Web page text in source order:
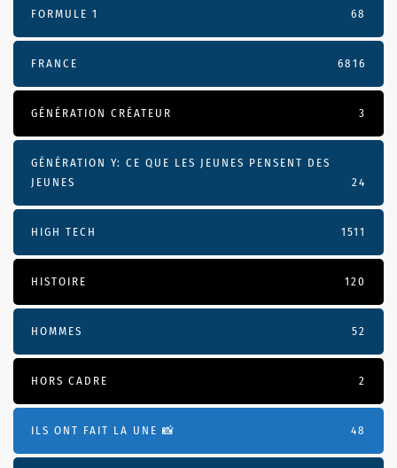
FORMULE 1 68
FRANCE 6816
GÉNÉRATION CRÉATEUR 3
GÉNÉRATION Y: CE QUE LES JEUNES PENSENT DES
JEUNES
24
HIGH TECH 1511
HISTOIRE 120
HOMMES 52
HORS CADRE 2
ILS ONT FAIT LA UNE 📸 48